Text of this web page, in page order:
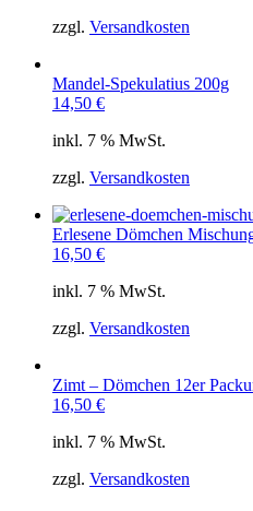
zzgl. Versandkosten
Mandel-Spekulatius 200g
14,50 €
inkl. 7 % MwSt.
zzgl. Versandkosten
Erlesene Dömchen
16,50 €
inkl. 7 % MwSt.
zzgl. Versandkosten
Zimt – Dömchen 12er
16,50 €
inkl. 7 % MwSt.
zzgl. Versandkosten